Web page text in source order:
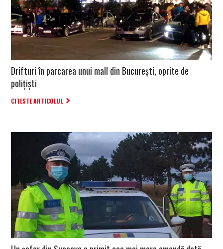
Drifturi în parcarea unui mall din București, oprite de
polițiști
CITESTE ARTICOLUL